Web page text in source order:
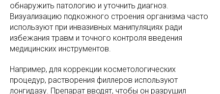
обнаружить патологию и уточнить диагноз.
Визуализацию подкожного строения организма часто
используют при инвазивных манипуляциях ради
избежания травм и точного контроля введения
медицинских инструментов.
Например, для коррекции косметологических
процедур, растворения филлеров используют
лонгидазу. Препарат вводят, чтобы он разрушил